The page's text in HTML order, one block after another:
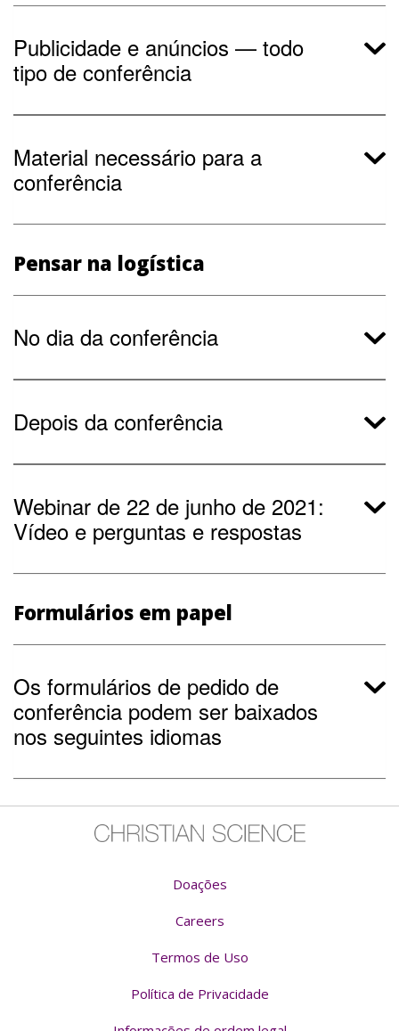
Publicidade e anúncios — todo
tipo de conferência
Material necessário para a
conferência
Pensar na logística
No dia da conferência
Depois da conferência
Webinar de 22 de junho de 2021:
Vídeo e perguntas e respostas
Formulários em papel
Os formulários de pedido de
conferência podem ser baixados
nos seguintes idiomas
Doações
Careers
Termos de Uso
Política de Privacidade